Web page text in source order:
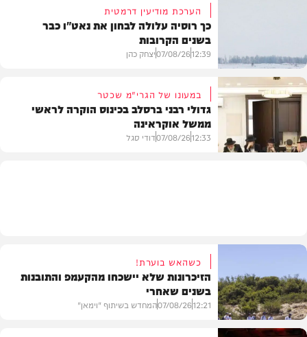
הערכת מודיעין דרמטית
כך רוסיה עלולה לבחון את נאט"ו כבר
בשנים הקרובות
12:39
07/08/26יצחק כהן
במעונו של הגרי"מ שכטר
גדולי רבני ברסלב בכינוס הוקרה לראשי
ממשל אוקראינה
12:33
07/08/26דודי סגל
כשהאש בוערת!
הזיכרונות שלא יישכחו מהקעמפ והתובנות
בשנים שאחרי
12:21
07/08/26המחדש בשיתוף "וימאן"